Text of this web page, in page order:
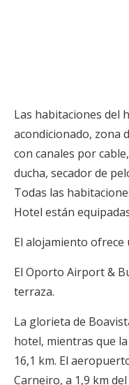
Las habitaciones del
acondicionado, zona
con canales por
ducha, secador de
Todas las
Hotel están
El alojamiento
El Oporto Airport &
terraza.
La glorieta de
hotel, mientras que
16,1 km. El
Carneiro, a 1,9 km